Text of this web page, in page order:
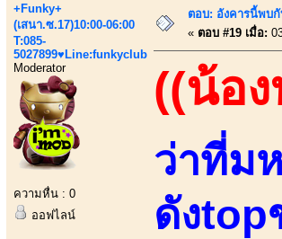
+Funky+
(เสนา.ซ.17)10:00-06:00
T:085-
5027899♥Line:funkyclub
Moderator
ความหื่น : 0
ออฟไลน์
ตอบ: อังคารนี้พบกั
« ตอบ #19 เมื่อ:
((น้อ
ว่าที่ม
ดังtop